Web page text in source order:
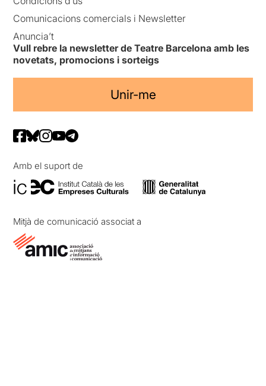
Comunicacions comercials i Newsletter
Anuncia’t
Vull rebre la newsletter de Teatre Barcelona amb les
novetats, promocions i sorteigs
Unir-me
Amb el suport de
Mitjà de comunicació associat a